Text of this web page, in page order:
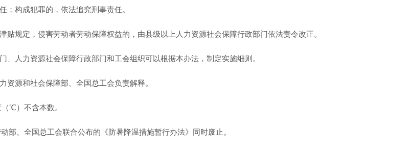
；构成犯罪的，依法追究刑事责任。
规定，侵害劳动者劳动保障权益的，由县级以上人力资源社会保障行政部门依法责令改正。
人力资源社会保障行政部门和工会组织可以根据本办法，制定实施细则。
源和社会保障部、全国总工会负责解释。
℃）不含本数。
部、全国总工会联合公布的《防暑降温措施暂行办法》同时废止。